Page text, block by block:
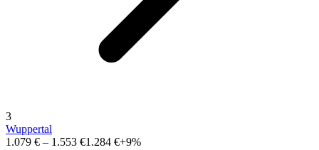
3
Wuppertal
1.079 € – 1.553 €1.284 €+9%